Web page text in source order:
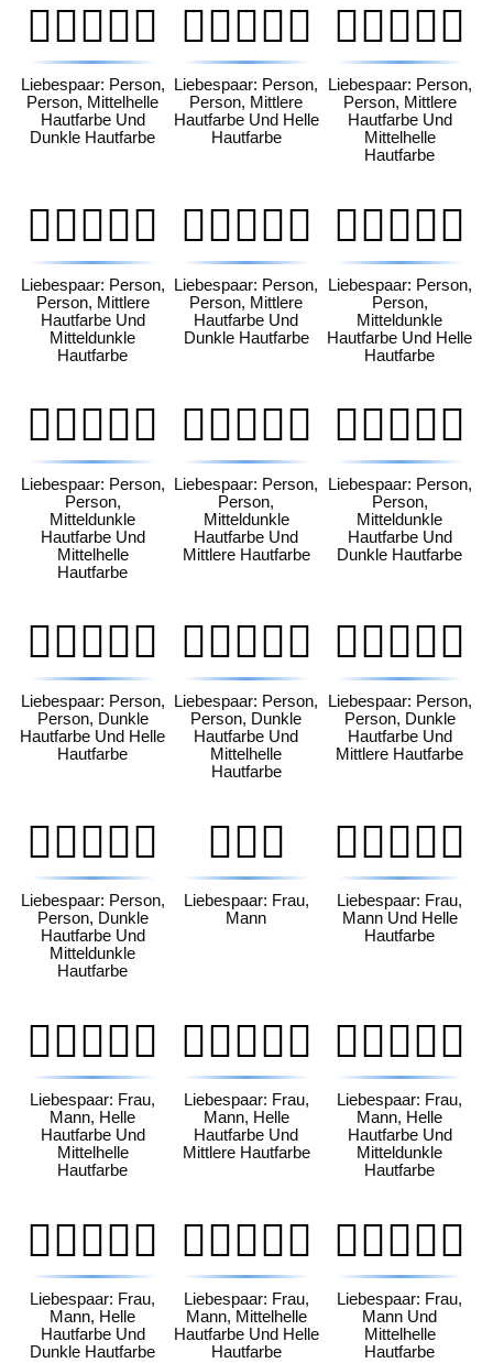
🧑🏼‍❤️‍🧑🏿
Liebespaar: Person,
Person, Mittelhelle
Hautfarbe Und
Dunkle Hautfarbe
🧑🏽‍❤️‍🧑🏻
Liebespaar: Person,
Person, Mittlere
Hautfarbe Und Helle
Hautfarbe
🧑🏽‍❤️‍🧑🏼
Liebespaar: Person,
Person, Mittlere
Hautfarbe Und
Mittelhelle
Hautfarbe
🧑🏽‍❤️‍🧑🏾
Liebespaar: Person,
Person, Mittlere
Hautfarbe Und
Mitteldunkle
Hautfarbe
🧑🏽‍❤️‍🧑🏿
Liebespaar: Person,
Person, Mittlere
Hautfarbe Und
Dunkle Hautfarbe
🧑🏾‍❤️‍🧑🏻
Liebespaar: Person,
Person,
Mitteldunkle
Hautfarbe Und Helle
Hautfarbe
🧑🏾‍❤️‍🧑🏼
Liebespaar: Person,
Person,
Mitteldunkle
Hautfarbe Und
Mittelhelle
Hautfarbe
🧑🏾‍❤️‍🧑🏽
Liebespaar: Person,
Person,
Mitteldunkle
Hautfarbe Und
Mittlere Hautfarbe
🧑🏾‍❤️‍🧑🏿
Liebespaar: Person,
Person,
Mitteldunkle
Hautfarbe Und
Dunkle Hautfarbe
🧑🏿‍❤️‍🧑🏻
Liebespaar: Person,
Person, Dunkle
Hautfarbe Und Helle
Hautfarbe
🧑🏿‍❤️‍🧑🏼
Liebespaar: Person,
Person, Dunkle
Hautfarbe Und
Mittelhelle
Hautfarbe
🧑🏿‍❤️‍🧑🏽
Liebespaar: Person,
Person, Dunkle
Hautfarbe Und
Mittlere Hautfarbe
🧑🏿‍❤️‍🧑🏾
Liebespaar: Person,
Person, Dunkle
Hautfarbe Und
Mitteldunkle
Hautfarbe
👩‍❤️‍👨
Liebespaar: Frau,
Mann
👩🏻‍❤️‍👨🏻
Liebespaar: Frau,
Mann Und Helle
Hautfarbe
👩🏻‍❤️‍👨🏼
Liebespaar: Frau,
Mann, Helle
Hautfarbe Und
Mittelhelle
Hautfarbe
👩🏻‍❤️‍👨🏽
Liebespaar: Frau,
Mann, Helle
Hautfarbe Und
Mittlere Hautfarbe
👩🏻‍❤️‍👨🏾
Liebespaar: Frau,
Mann, Helle
Hautfarbe Und
Mitteldunkle
Hautfarbe
👩🏻‍❤️‍👨🏿
Liebespaar: Frau,
Mann, Helle
Hautfarbe Und
Dunkle Hautfarbe
👩🏼‍❤️‍👨🏻
Liebespaar: Frau,
Mann, Mittelhelle
Hautfarbe Und Helle
Hautfarbe
👩🏼‍❤️‍👨🏼
Liebespaar: Frau,
Mann Und
Mittelhelle
Hautfarbe